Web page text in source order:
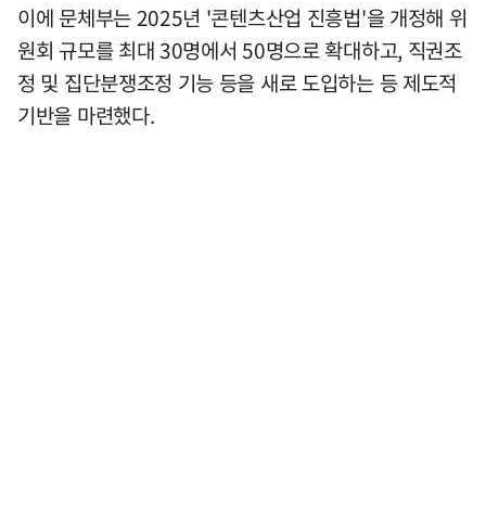
이에 문체부는 2025년 '콘텐츠산업 진흥법'을 개정해 위
원회 규모를 최대 30명에서 50명으로 확대하고, 직권조
정 및 집단분쟁조정 기능 등을 새로 도입하는 등 제도적
기반을 마련했다.